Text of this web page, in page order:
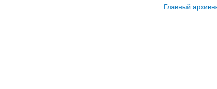
Главный